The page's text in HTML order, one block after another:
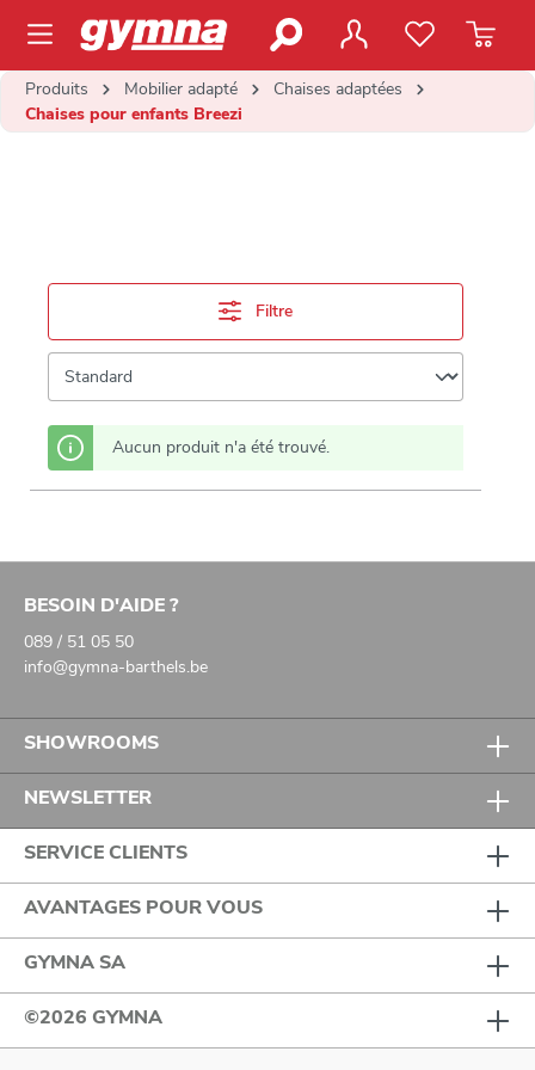
principal
Produits Mobilier adapté
Chaises adaptées
Chaises pour enfants Breezi
Filtre
Aucun produit n'a été trouvé.
BESOIN D'AIDE ?
089 / 51 05 50
info@gymna-barthels.be
SHOWROOMS
NEWSLETTER
SERVICE CLIENTS
AVANTAGES POUR VOUS
GYMNA SA
©2026 GYMNA